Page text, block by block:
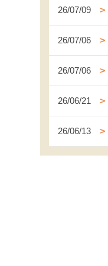
26/07/09
26/07/06
26/07/06
26/06/21
26/06/13